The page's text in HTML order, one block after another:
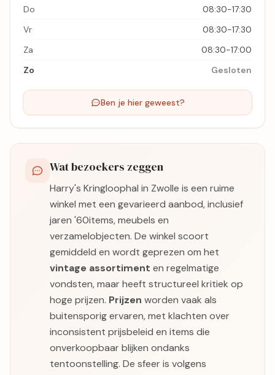
Do
08:30-17:30
Vr
08:30-17:30
Za
08:30-17:00
Zo
Gesloten
Ben je hier geweest?
Wat bezoekers zeggen
Harry's Kringloophal in Zwolle is een ruime
winkel met een gevarieerd aanbod, inclusief
jaren '60items, meubels en
verzamelobjecten. De winkel scoort
gemiddeld en wordt geprezen om het
vintage assortiment en regelmatige
vondsten, maar heeft structureel kritiek op
hoge prijzen. Prijzen worden vaak als
buitensporig ervaren, met klachten over
inconsistent prijsbeleid en items die
onverkoopbaar blijken ondanks
tentoonstelling. De sfeer is volgens